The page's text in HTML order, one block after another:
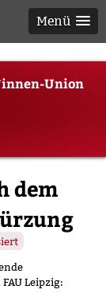
Menü
Union
dem
Leipzig: